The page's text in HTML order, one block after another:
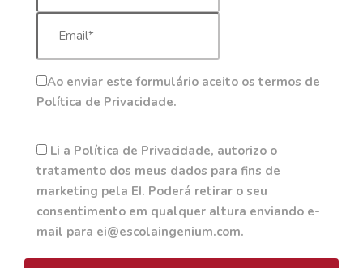
Ao enviar este formulário aceito os termos de
Política de Privacidade.
Li a Política de Privacidade, autorizo o
tratamento dos meus dados para fins de
marketing pela EI. Poderá retirar o seu
consentimento em qualquer altura enviando e-
mail para ei@escolaingenium.com.